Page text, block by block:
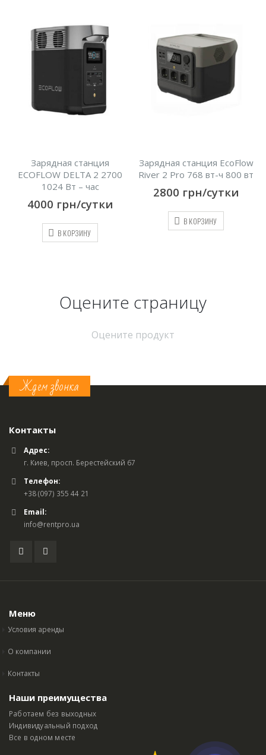
Зарядная станция
ECOFLOW DELTA 2 2700
1024 Вт – час
4000 грн/сутки
В КОРЗИНУ
Зарядная станция EcoFlow
River 2 Pro 768 вт-ч 800 вт
2800 грн/сутки
В КОРЗИНУ
Оцените страницу
Оцените продукт
Ждем звонка
Контакты
Адрес:
г. Киев, просп. Берестейский 67
Телефон:
+38 (097) 355 44 21
Email:
info@rentpro.ua
Меню
Условия аренды
О компании
Контакты
Наши преимущества
Работаем без выходных
Индивидуальный подход
Все в одном месте